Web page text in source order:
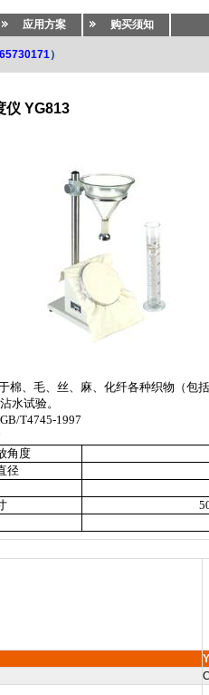
应用方案 购买须知
）
仪 YG813
棉、毛、丝、麻、化纤各种织物（包
水试验。
GB/T4745-1997
角度
径